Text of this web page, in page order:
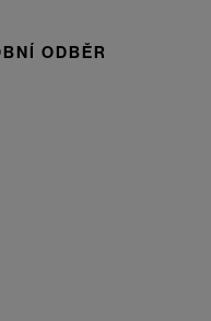
ODBĚR